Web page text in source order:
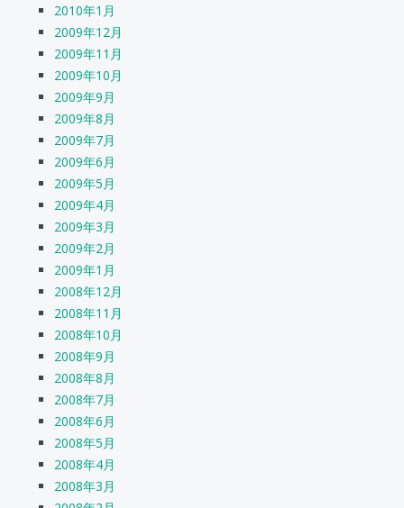
2010年1月
2009年12月
2009年11月
2009年10月
2009年9月
2009年8月
2009年7月
2009年6月
2009年5月
2009年4月
2009年3月
2009年2月
2009年1月
2008年12月
2008年11月
2008年10月
2008年9月
2008年8月
2008年7月
2008年6月
2008年5月
2008年4月
2008年3月